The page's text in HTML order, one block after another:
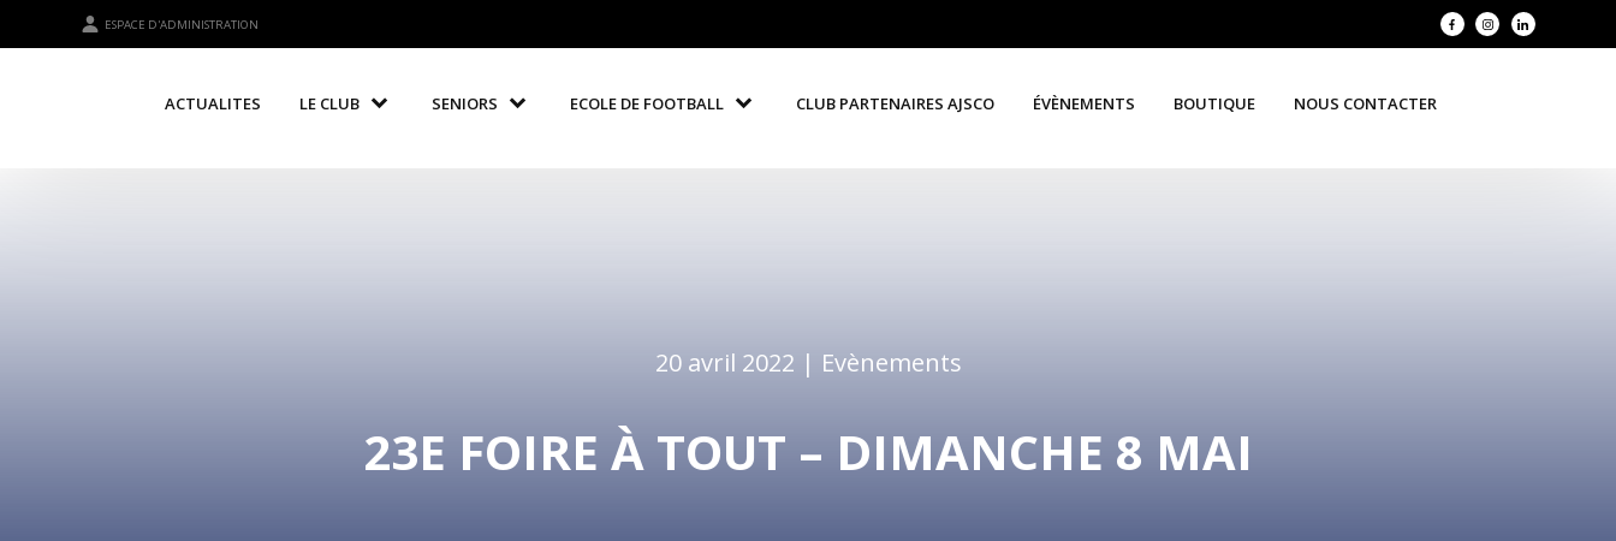
ESPACE D'ADMINISTRATION
ACTUALITES LE CLUB SENIORS ECOLE DE FOOTBALL CLUB PARTENAIRES AJSCO ÉVÈNEMENTS BOUTIQUE NOUS CONTACTER
20 avril 2022 | Evènements
23E FOIRE À TOUT – DIMANCHE 8 MAI